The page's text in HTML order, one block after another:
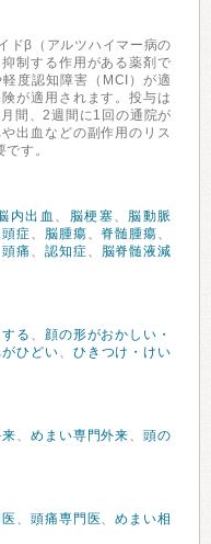
ドβ（アルツハイマー病の
制する作用がある薬剤で
度認知障害（MCI）が適
が適用されます。投与は
間、2週間に1回の通院が
出血などの副作用のリス
す。
内出血 、 脳梗塞、 脳動脈
症、 脳腫瘍、 脊髄腫瘍、
頭痛 、 認知症、
脳脊髄液減
る 、
顔の形がおかしい・
ひどい、 ひきつけ・けい
、 めまい専門外来、頭の
、 頭痛専門医、めまい相